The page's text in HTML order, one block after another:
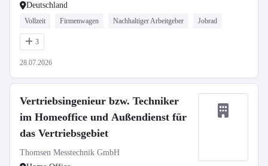
Deutschland
Vollzeit Firmenwagen Nachhaltiger Arbeitgeber Jobrad
3
28.07.2026
Vertriebsingenieur bzw. Techniker
im Homeoffice und Außendienst für
das Vertriebsgebiet
Thomsen Messtechnik GmbH